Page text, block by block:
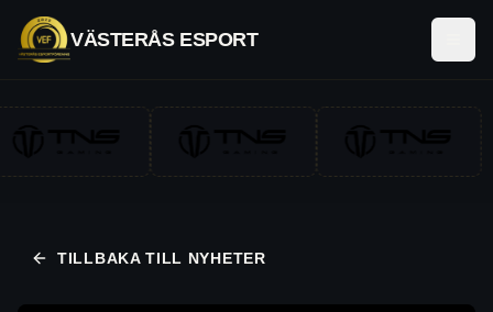
VÄSTERÅS ESPORT
TILLBAKA TILL NYHETER